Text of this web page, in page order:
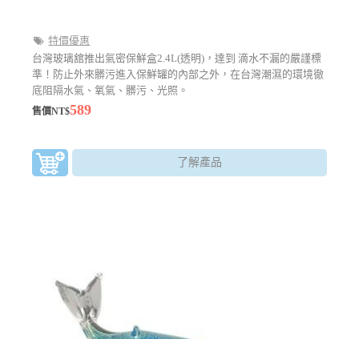
特價優惠
台灣玻璃舘推出氣密保鮮盒2.4L(透明)，達到 滴水不漏的嚴謹標
準！防止外來髒污進入保鮮罐的內部之外，在台灣潮濕的環境徹
底阻隔水氣、氧氣、髒污、光照。
售價NT$589
了解產品